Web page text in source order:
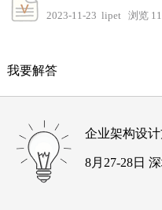
2023-11-23 lipet 浏览
我要解答
企业架构设
8月27-28日 深